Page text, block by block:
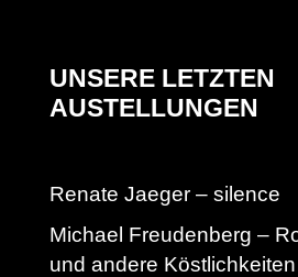
UNSERE LETZTEN
AUSTELLUNGEN
Renate Jaeger – silence
Michael Freudenberg –
und andere Köstlichkeiten